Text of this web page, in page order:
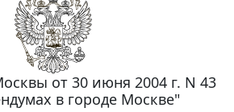
от 30 июня 2004 г. N 43
в городе Москве"